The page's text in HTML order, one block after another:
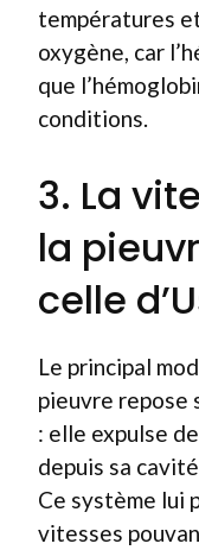
températures
oxygène, car
que
conditions.
3. La
la
celle
Le principal
pieuvre repose
: elle expulse
depuis sa
Ce système lui
vitesses